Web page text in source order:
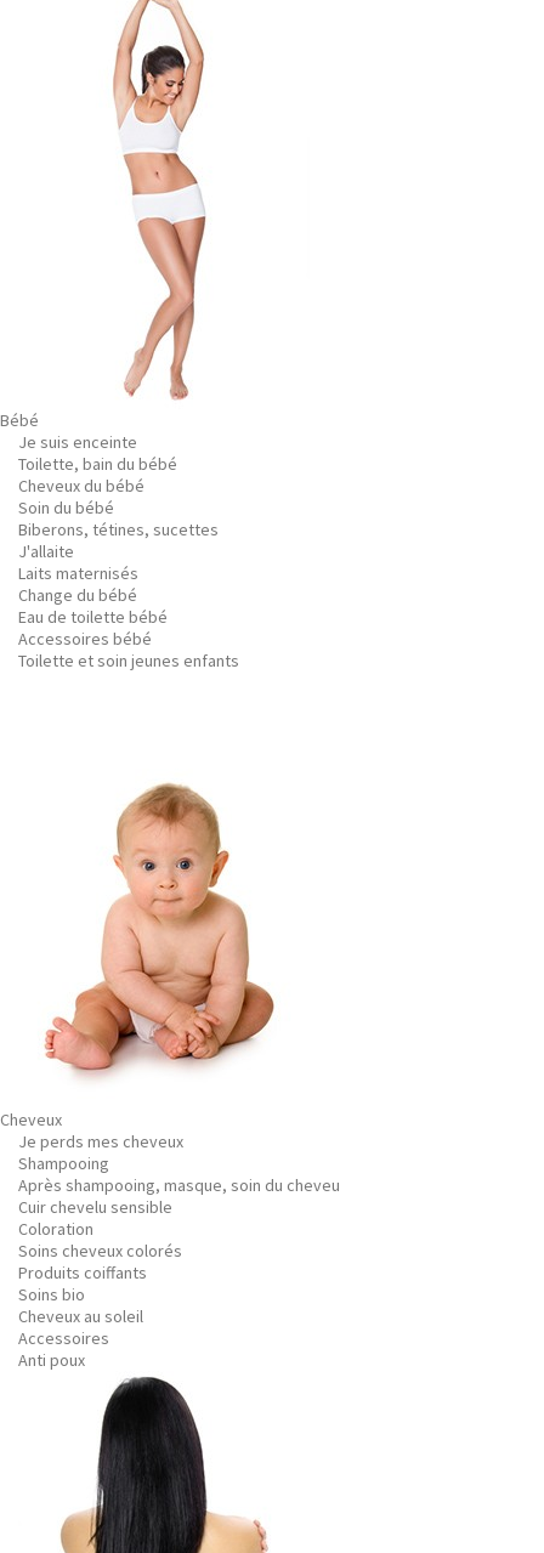
Bébé
Je suis enceinte
Toilette, bain du bébé
Cheveux du bébé
Soin du bébé
Biberons, tétines, sucettes
J'allaite
Laits maternisés
Change du bébé
Eau de toilette bébé
Accessoires bébé
Toilette et soin jeunes enfants
Cheveux
Je perds mes cheveux
Shampooing
Après shampooing, masque, soin du cheveu
Cuir chevelu sensible
Coloration
Soins cheveux colorés
Produits coiffants
Soins bio
Cheveux au soleil
Accessoires
Anti poux